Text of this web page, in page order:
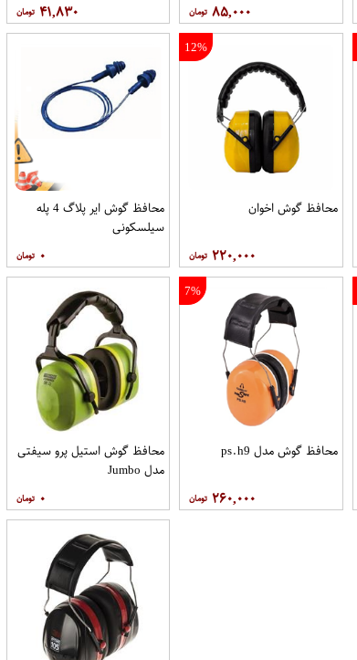
۸۵,۰۰۰ ۴۱,۸۳۰
12%
محافظ گوش اخوان
۲۲۰,۰۰۰
محافظ گوش ایر پلاگ 4 پله
سیلسکونی
۰
7%
محافظ گوش مدل ps.h9
۲۶۰,۰۰۰
محافظ گوش استیل پرو سیفتی
مدل Jumbo
۰